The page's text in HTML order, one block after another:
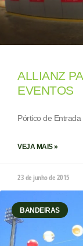
ALLIANZ
EVENTOS
Pórtico de
VEJA MAIS »
23 de junho de 2015
BANDEIRAS